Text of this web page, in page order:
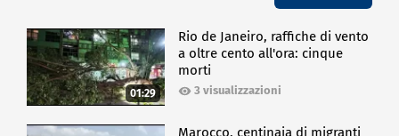
01:29
Rio de Janeiro, raffiche di vento
a oltre cento all'ora: cinque
morti
3 visualizzazioni
Marocco, centinaia di migranti